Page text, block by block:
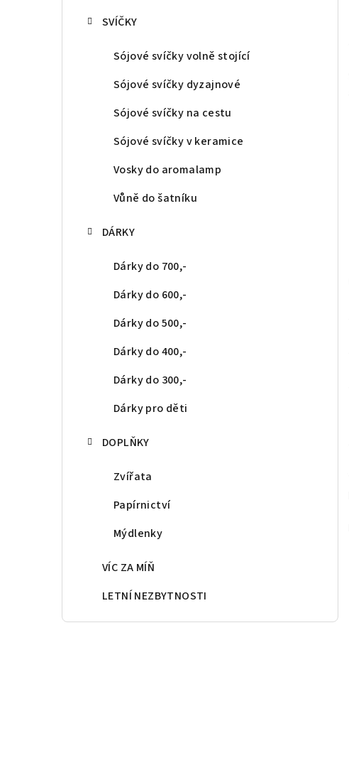
SVÍČKY
Sójové svíčky volně stojící
Sójové svíčky dyzajnové
Sójové svíčky na cestu
Sójové svíčky v keramice
Vosky do aromalamp
Vůně do šatníku
DÁRKY
Dárky do 700,-
Dárky do 600,-
Dárky do 500,-
Dárky do 400,-
Dárky do 300,-
Dárky pro děti
DOPLŇKY
Zvířata
Papírnictví
Mýdlenky
VÍC ZA MÍŇ
LETNÍ NEZBYTNOSTI